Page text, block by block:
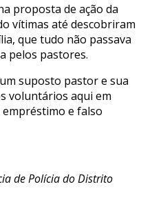
proposta de ação da
vítimas até descobriram
que tudo não passava
pelos pastores.
suposto pastor e sua
voluntários aqui em
e falso
de Polícia do Distrito